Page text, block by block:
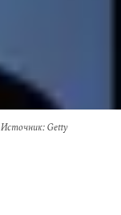
Источник: Getty